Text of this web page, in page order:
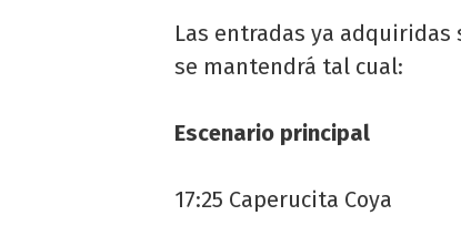
Las entradas ya
se mantendrá tal cual:
Escenario principal
17:25 Caperucita Coya